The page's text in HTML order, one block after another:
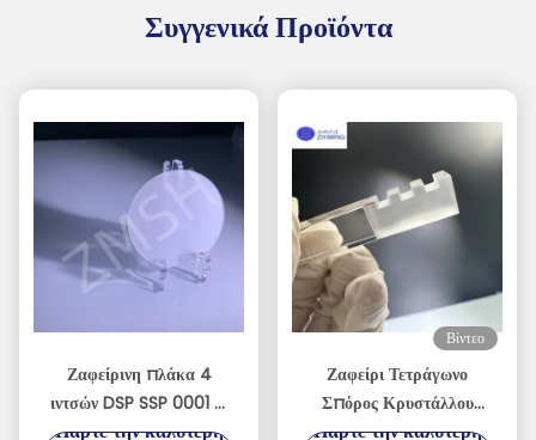
Συγγενικά Προϊόντα
Ζαφείρινη πλάκα 4
ιντσών DSP SSP 0001 C
Πλάνο Αποδέχομαι
Πάρτε την καλύτερη
Βίντεο
Ζαφείρι Τετράγωνο
Σπόρος Κρυστάλλου
Ακριβείας
Πάρτε την καλύτερη